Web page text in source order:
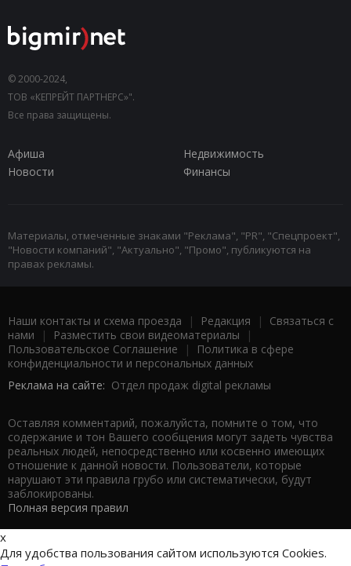
© 2000-2024,
ТОВ «КЕПРЕЙТ ПАРТНЕРС»".
Все права защищены.
Афиша
Недвижимость
Новости
Финансы
Материалы, отмеченные знаками "Реклама", "PR", "Спецпроект",
"Новости компаний", "Актуально", "Промо", публикуются на
правах рекламы.
Наши контакты и схема проезда | Редакция | Связаться с
нами | Разместить свои видеоматериалы |
Пользовательское Соглашение |
Политика в сфере
конфиденциальности и персональных данных
Реклама на сайте: Отдел продаж digital рекламы
Оставляя комментарий, пожалуйста, помните о том, что
содержание и тон Вашего сообщения могут задеть чувства
реальных людей, непосредственно или косвенно имеющих
отношение к данной новости. Пользователи, которые
нарушают эти правила грубо или систематически, будут
заблокированы.
Полная версия правил
x
Для удобства пользования сайтом используются Cookies.